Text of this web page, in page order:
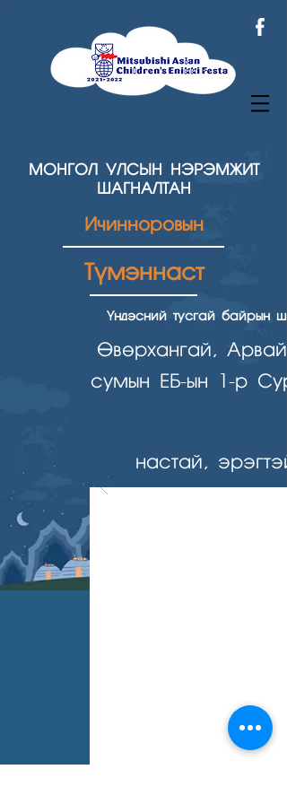
МОНГОЛ УЛСЫН НЭРЭМЖИТ
ШАГНАЛТАН
Ичинноровын
Түмэннаст
Үндэсний тусгай байрын
Өвөрхангай,
сумын ЕБ-ын 1-р
настай, эрэгтэй